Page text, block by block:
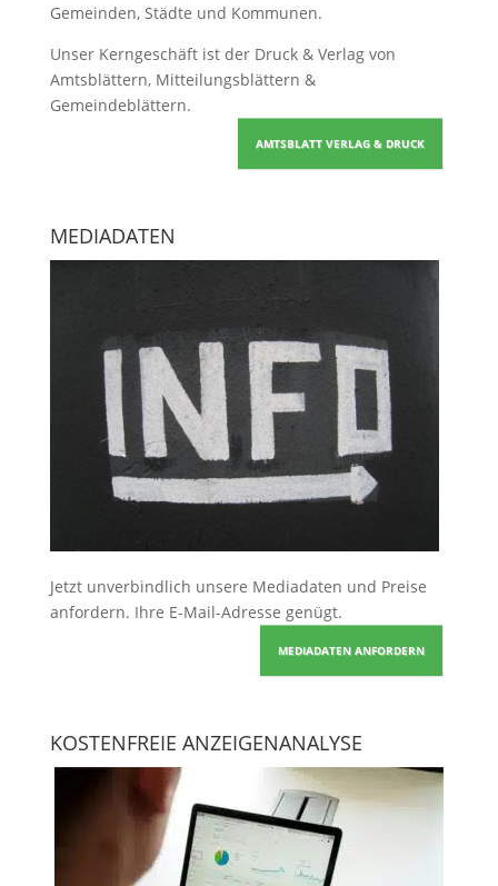
Gemeinden, Städte und Kommunen.
Unser Kerngeschäft ist der Druck & Verlag von
Amtsblättern, Mitteilungsblättern &
Gemeindeblättern.
AMTSBLATT VERLAG & DRUCK
MEDIADATEN
Jetzt unverbindlich unsere Mediadaten und Preise
anfordern. Ihre E-Mail-Adresse genügt.
MEDIADATEN ANFORDERN
KOSTENFREIE ANZEIGENANALYSE